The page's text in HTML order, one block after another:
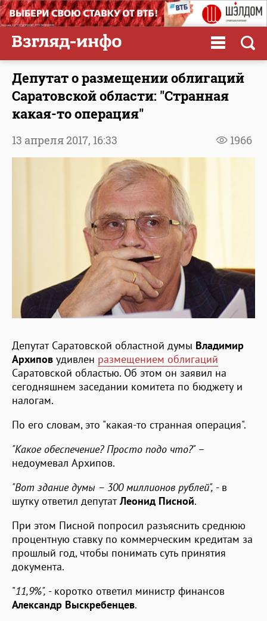
Депутат о размещении облигаций
Саратовской области: "Странная
какая-то операция"
1966
13 апреля 2017, 16:33
Депутат Саратовской областной думы Владимир
Архипов удивлен размещением облигаций
Саратовской областью. Об этом он заявил на
сегодняшнем заседании комитета по бюджету и
налогам.
По его словам, это "какая-то странная операция".
"Какое обеспечение? Просто подо что?"–
недоумевал Архипов.
"Вот здание думы – 300 миллионов рублей", - в
шутку ответил депутатЛеонид Писной.
При этом Писной попросил разъяснить среднюю
процентную ставку по коммерческим кредитам за
прошлый год, чтобы понимать суть принятия
документа.
"11,9%", - коротко ответил министр финансов
Александр Выскребенцев.